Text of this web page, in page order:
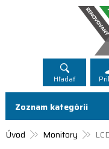
Hľadať
Úvod Monitory
Zoznam kategórií